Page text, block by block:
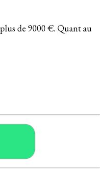
de 9000 €. Quant au